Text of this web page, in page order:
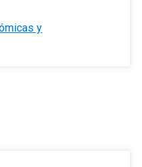
y